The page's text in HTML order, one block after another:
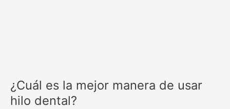
¿Cuál es la mejor manera de usar
hilo dental?